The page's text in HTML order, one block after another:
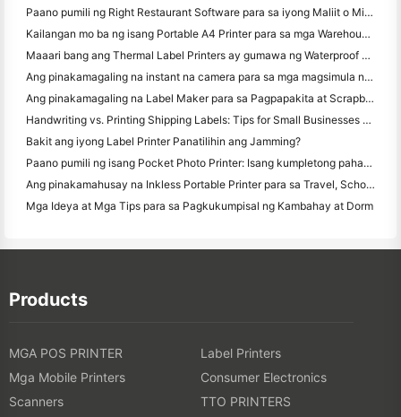
Paano pumili ng Right Restaurant Software para sa iyong Maliit o Midsize Restaurant
Kailangan mo ba ng isang Portable A4 Printer para sa mga Warehouse Invoices? Ano talagang gumagana
Maaari bang ang Thermal Label Printers ay gumawa ng Waterproof Labels para sa mga maliliit na Producto ng negosyo?
Ang pinakamagaling na instant na camera para sa mga magsimula na ayaw magbasura ng papel
Ang pinakamagaling na Label Maker para sa Pagpapakita at Scrapbooking: Magdagdag ng Karagdagang Color sa bawat Pahina
Handwriting vs. Printing Shipping Labels: Tips for Small Businesses noong 2026
Bakit ang iyong Label Printer Panatilihin ang Jamming?
Paano pumili ng isang Pocket Photo Printer: Isang kumpletong pahayag para sa Pagmamamahayag, Travel, at iPhone Users
Ang pinakamahusay na Inkless Portable Printer para sa Travel, School, at Mobile Work: Hanin MT620 Pro Review
Mga Ideya at Mga Tips para sa Pagkukumpisal ng Kambahay at Dorm
Products
MGA POS PRINTER
Label Printers
Mga Mobile Printers
Consumer Electronics
Scanners
TTO PRINTERS